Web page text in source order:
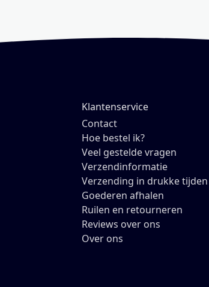
Klantenservice
Contact
Hoe bestel ik?
Veel gestelde vragen
Verzendinformatie
Verzending in drukke tijden
Goederen afhalen
Ruilen en retourneren
Reviews over ons
Over ons